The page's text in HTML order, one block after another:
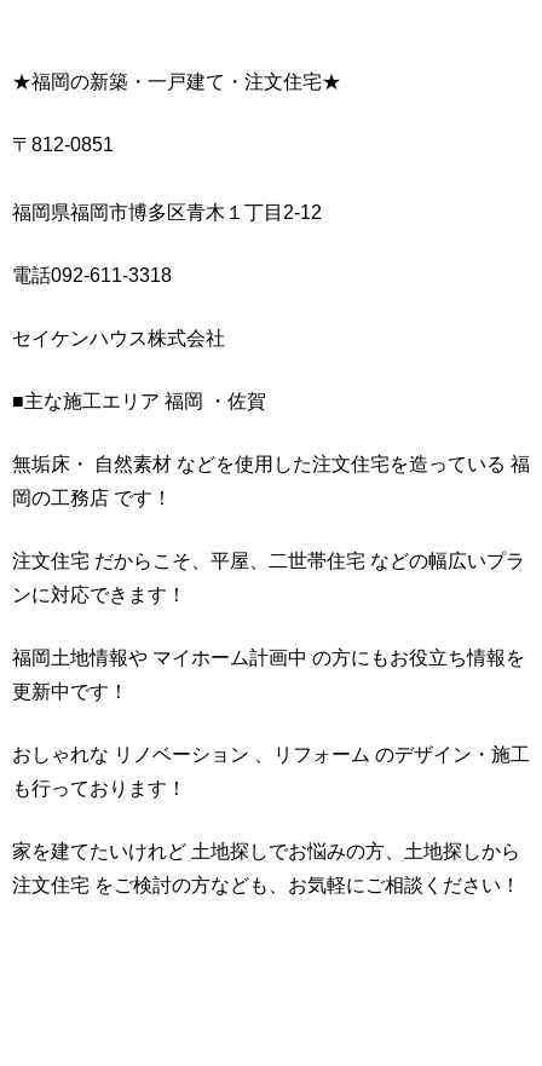
★福岡の新築・一戸建て・注文住宅★
〒812-0851
福岡県福岡市博多区青木１丁目2-12
電話092-611-3318
セイケンハウス株式会社
■主な施工エリア 福岡 ・佐賀
無垢床・ 自然素材 などを使用した注文住宅を造っている 福
岡の工務店 です！
注文住宅 だからこそ、平屋、二世帯住宅 などの幅広いプラ
ンに対応できます！
福岡土地情報や マイホーム計画中 の方にもお役立ち情報を
更新中です！
おしゃれな リノベーション 、リフォーム のデザイン・施工
も行っております！
家を建てたいけれど 土地探しでお悩みの方、土地探しから
注文住宅 をご検討の方なども、お気軽にご相談ください！